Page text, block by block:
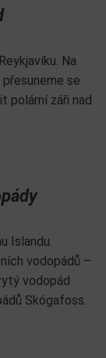
Na
se
polární záři nad
Islandu.
vodopádů –
vodopád
Skógafoss.